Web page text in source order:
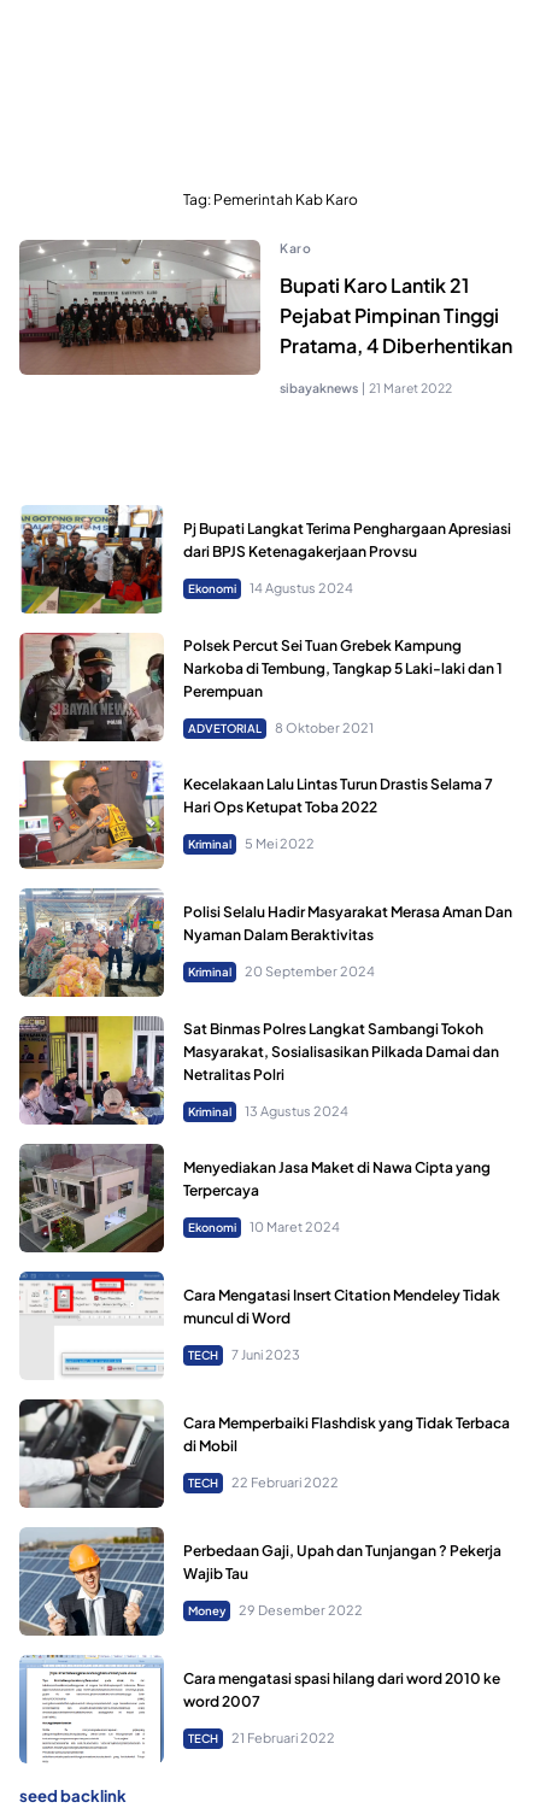
Tag: Pemerintah Kab Karo
Karo
Bupati Karo Lantik 21
Pejabat Pimpinan Tinggi
Pratama, 4 Diberhentikan
sibayaknews | 21 Maret 2022
Pj Bupati Langkat Terima Penghargaan Apresiasi
dari BPJS Ketenagakerjaan Provsu
Ekonomi 14 Agustus 2024
Polsek Percut Sei Tuan Grebek Kampung
Narkoba di Tembung, Tangkap 5 Laki-laki dan 1
Perempuan
ADVETORIAL 8 Oktober 2021
Kecelakaan Lalu Lintas Turun Drastis Selama 7
Hari Ops Ketupat Toba 2022
Kriminal 5 Mei 2022
Polisi Selalu Hadir Masyarakat Merasa Aman Dan
Nyaman Dalam Beraktivitas
Kriminal 20 September 2024
Sat Binmas Polres Langkat Sambangi Tokoh
Masyarakat, Sosialisasikan Pilkada Damai dan
Netralitas Polri
Kriminal 13 Agustus 2024
Menyediakan Jasa Maket di Nawa Cipta yang
Terpercaya
Ekonomi 10 Maret 2024
Cara Mengatasi Insert Citation Mendeley Tidak
muncul di Word
TECH 7 Juni 2023
Cara Memperbaiki Flashdisk yang Tidak Terbaca
di Mobil
TECH 22 Februari 2022
Perbedaan Gaji, Upah dan Tunjangan ? Pekerja
Wajib Tau
Money 29 Desember 2022
Cara mengatasi spasi hilang dari word 2010 ke
word 2007
TECH 21 Februari 2022
seed backlink